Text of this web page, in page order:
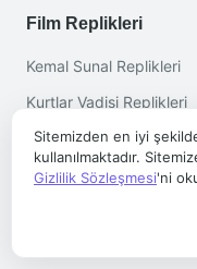
Film Replikleri
Kemal Sunal Replikleri
Kurtlar Vadisi Replikleri
Gibi Replikleri
Yılmaz Güney Sözleri
Sitemizden en iyi
kullanılmaktadır.
Gizlilik Sözleşmesi'ni